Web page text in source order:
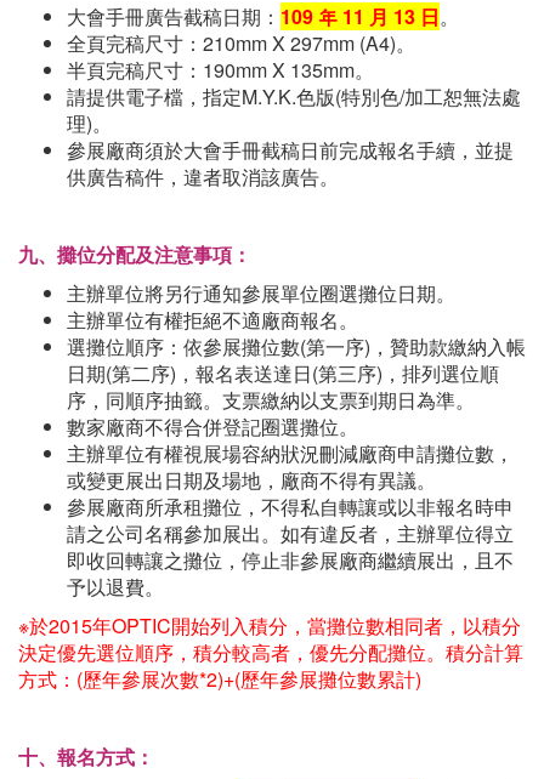
大會手冊廣告截稿日期： 109 年 11 月 13 日。
全頁完稿尺寸：210mm X 297mm (A4)。
半頁完稿尺寸：190mm X 135mm。
請提供電子檔，指定M.Y.K.色版(特別色/加工恕無法處
理)。
參展廠商須於大會手冊截稿日前完成報名手續，並提
供廣告稿件，違者取消該廣告。
九、攤位分配及注意事項：
主辦單位將另行通知參展單位圈選攤位日期。
主辦單位有權拒絕不適廠商報名。
選攤位順序：依參展攤位數(第一序)，贊助款繳納入帳
日期(第二序)，報名表送達日(第三序)，排列選位順
序，同順序抽籤。支票繳納以支票到期日為準。
數家廠商不得合併登記圈選攤位。
主辦單位有權視展場容納狀況刪減廠商申請攤位數，
或變更展出日期及場地，廠商不得有異議。
參展廠商所承租攤位，不得私自轉讓或以非報名時申
請之公司名稱參加展出。如有違反者，主辦單位得立
即收回轉讓之攤位，停止非參展廠商繼續展出，且不
予以退費。
※於2015年OPTIC開始列入積分，當攤位數相同者，以積分
決定優先選位順序，積分較高者，優先分配攤位。積分計算
方式：(歷年參展次數*2)+(歷年參展攤位數累計)
十、報名方式：